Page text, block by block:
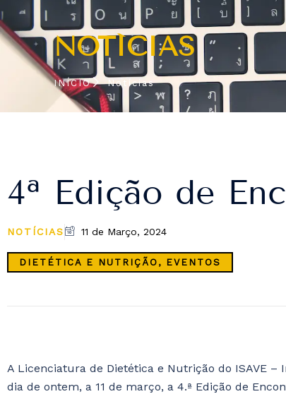
NOTÍCIAS
INÍCIO Notícias
4ª Edição de
NOTÍCIAS 11 de Março, 2024
DIETÉTICA E NUTRIÇÃO , EVENTOS
A Licenciatura de Dietética e Nutrição do ISAVE
dia de ontem, a 11 de março, a 4.ª Edição de